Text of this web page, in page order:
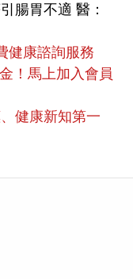
腸胃不適 醫：
健康諮詢服務
！馬上加入會員
健康新知第一